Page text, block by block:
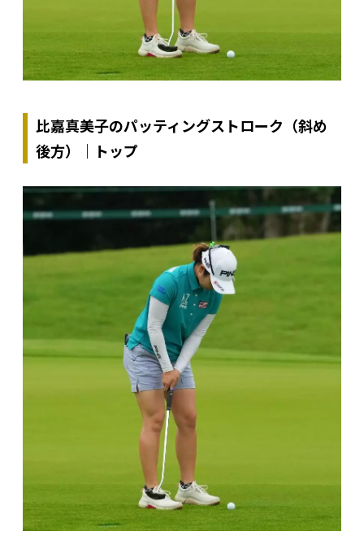
比嘉真美子のパッティングストローク（斜め
後方）｜トップ